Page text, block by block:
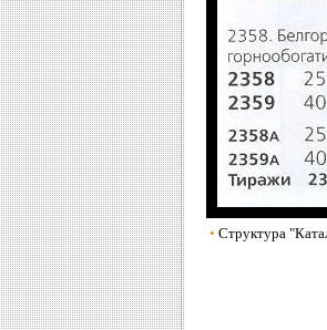
• Структура